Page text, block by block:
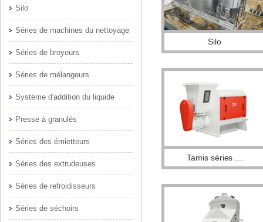
Silo
Séries de machines du nettoyage
Séries de broyeurs
Séries de mélangeurs
Système d′addition du liquide
Presse à granulés
Séries des émietteurs
Séries des extrudeuses
Séries de refroidisseurs
Séries de séchoirs
Silo
Tamis séries ...